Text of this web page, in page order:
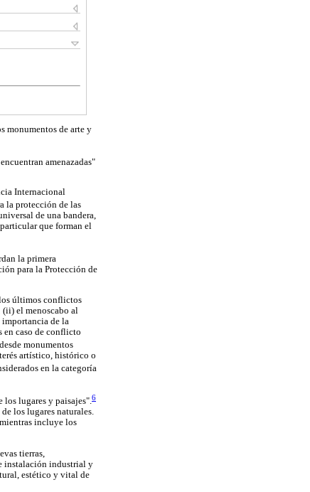
monumentos de arte y
amenazadas"
Internacional
la protección de las
de una bandera,
que forman el
la primera
para la Protección de
los últimos conflictos
(ii) el menoscabo al
de la
en caso de conflicto
monumentos
artístico, histórico o
en la categoría
los lugares y paisajes".6
los lugares naturales.
incluye los
tierras,
instalación industrial y
estético y vital de